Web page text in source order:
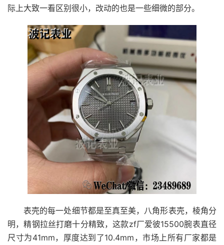
际上大致一看区别很小，改动的也是一些细微的部分。
表壳的每一处细节都是至真至美，八角形表壳，棱角分
明，精钢拉丝打磨十分精致，这款zf厂爱彼15500腕表直径
尺寸为41mm，厚度达到了10.4mm，市场上所有厂家都是